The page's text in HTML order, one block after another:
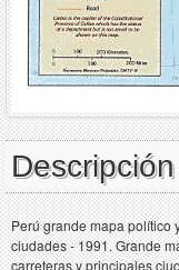
Perú grande mapa político
ciudades - 1991. Grande
carreteras y principales